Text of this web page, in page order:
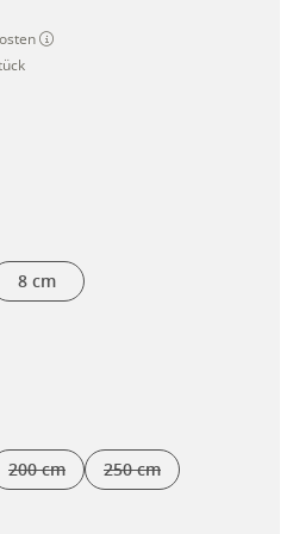
8 cm
ist zurzeit nicht verfügbar.)
200 cm
(Diese Option ist zurzeit nicht
250 cm
(Diese Option ist